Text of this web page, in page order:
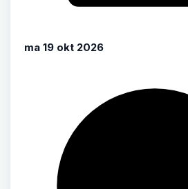
ma 19 okt 2026